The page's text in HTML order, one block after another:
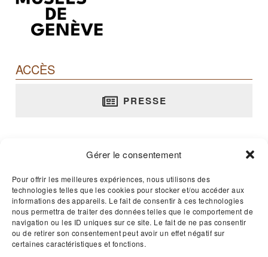
Gérer le consentement
Pour offrir les meilleures expériences, nous utilisons des
technologies telles que les cookies pour stocker et/ou accéder aux
informations des appareils. Le fait de consentir à ces technologies
nous permettra de traiter des données telles que le comportement de
navigation ou les ID uniques sur ce site. Le fait de ne pas consentir
ou de retirer son consentement peut avoir un effet négatif sur
certaines caractéristiques et fonctions.
ACCÈS
PRESSE
rue Jean-Calvin, 10 - 1204 Genève
T. +41 22 312 02 70
E-mail :musee@barbier-mueller.ch
Ouvert 365 jours par an - 11h00 à 17h00